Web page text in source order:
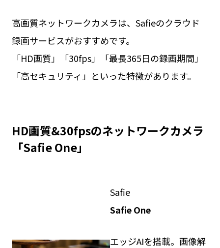
高画質ネットワークカメラは、Safieのクラウド
録画サービスがおすすめです。
「HD画質」「30fps」「最長365日の録画期間」
「高セキュリティ」といった特徴があります。
HD画質&30fpsのネットワークカメラ
「Safie One」
Safie
Safie One
エッジAIを搭載。画像解